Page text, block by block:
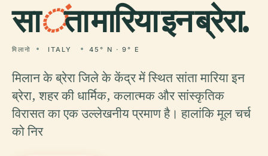
सांता मारिया इन ब्रेरा.
मिलानो ITALY 45° N · 9° E
मिलान के ब्रेरा जिले के केंद्र में स्थित सांता मारिया इन
ब्रेरा, शहर की धार्मिक, कलात्मक और सांस्कृतिक
विरासत का एक उल्लेखनीय प्रमाण है। हालांकि मूल चर्च
को निर